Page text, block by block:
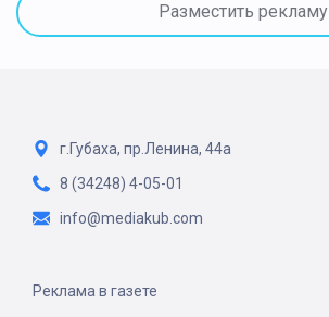
Разместить рекламу
г.Губаха, пр.Ленина, 44а
8 (34248) 4-05-01
info@mediakub.com
Реклама в газете